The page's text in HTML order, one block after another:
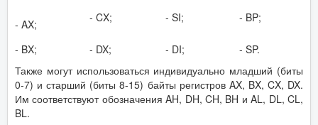
‑ AX; ‑ CX; ‑ SI; ‑ BP;
‑ BX; ‑ DX; ‑ DI;
‑ SP.
Также могут использоваться индивидуально младший (биты
0-7) и старший (биты 8-15) байты регистров AX, BX, CX, DX.
Им соответствуют обозначения AH, DH, CH, BH и AL, DL, CL,
BL.